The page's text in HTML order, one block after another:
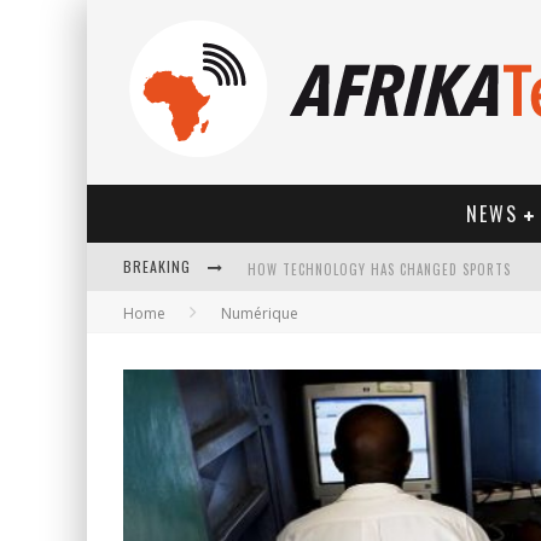
NEWS
BREAKING HOW TECHNOLOGY HAS CHANGED SPORTS
Home Numérique